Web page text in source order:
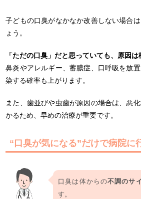
子どもの口臭がなかなか改善しない場合
ょう。
「ただの口臭」だと思っていても、原因は
鼻炎やアレルギー、蓄膿症、口呼吸を放
染する確率も上がります。
また、歯並びや虫歯が原因の場合は、悪
かるため、早めの治療が重要です。
“口臭が気になる”だけで病院に
口臭は体からの不調のサ
す。